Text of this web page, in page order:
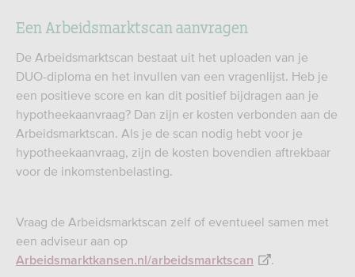
Een Arbeidsmarktscan aanvragen
De Arbeidsmarktscan bestaat uit het uploaden van je
DUO-diploma en het invullen van een vragenlijst. Heb je
een positieve score en kan dit positief bijdragen aan je
hypotheekaanvraag? Dan zijn er kosten verbonden aan de
Arbeidsmarktscan. Als je de scan nodig hebt voor je
hypotheekaanvraag, zijn de kosten bovendien aftrekbaar
voor de inkomstenbelasting.
Vraag de Arbeidsmarktscan zelf of eventueel samen met
een adviseur aan op
Arbeidsmarktkansen.nl/arbeidsmarktscan .